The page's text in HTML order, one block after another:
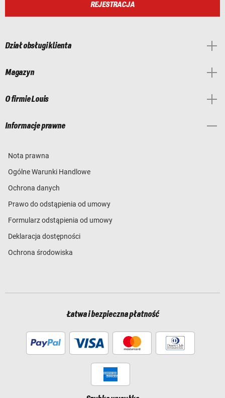
REJESTRACJA
Dział obsługi klienta
Magazyn
O firmie Louis
Informacje prawne
Nota prawna
Ogólne Warunki Handlowe
Ochrona danych
Prawo do odstąpienia od umowy
Formularz odstąpienia od umowy
Deklaracja dostępności
Ochrona środowiska
Łatwa i bezpieczna płatność